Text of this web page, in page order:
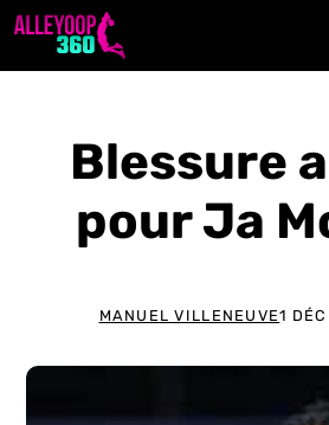
Aller
Blessure
pour Ja
MANUEL VILLENEUVE1